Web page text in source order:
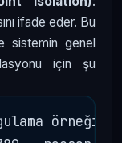
ifade eder. Bu
sistemin genel
için şu
örneği